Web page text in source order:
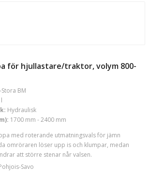
för hjullastare/traktor, volym 800-
BM
Hydraulisk
1700 mm - 2400 mm
med roterande utmatningsvals för jämn
omröraren löser upp is och klumpar, medan
att större stenar når valsen.
Savo